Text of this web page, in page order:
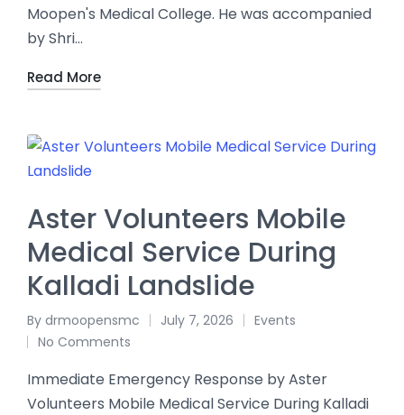
Moopen's Medical College. He was accompanied
by Shri…
Read More
Aster Volunteers Mobile
Medical Service During
Kalladi Landslide
By drmoopensmc July 7, 2026
Events
No Comments
Immediate Emergency Response by Aster
Volunteers Mobile Medical Service During Kalladi